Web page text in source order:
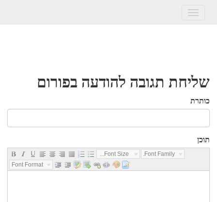
Toggle
שליחת תגובה להודעה בפורום
כותרת
תוכן
Font Size...
Font Family...
Font Format...